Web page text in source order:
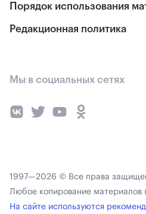
Порядок использования
Редакционная политика
Мы в социальных сетях
1997—2026 © Все права
Любое копирование материалов
На сайте используются